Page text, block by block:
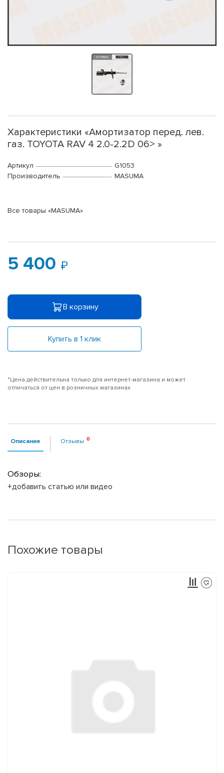
Характеристики «Амортизатор перед. лев.
газ. TOYOTA RAV 4 2.0-2.2D 06> »
Артикул
G1053
Производитель
MASUMA
Все товары «MASUMA»
5 400
В корзину
Купить в 1 клик
*Цена действительна только для интернет-магазина и может
отличаться от цен в розничных магазинах
Описание Отзывы
Обзоры:
+добавить статью или видео
Похожие товары